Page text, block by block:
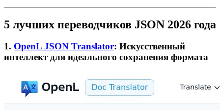
5 лучших переводчиков JSON 2026 года
1. OpenL JSON Translator: Искусственный
интеллект для идеального сохранения формата